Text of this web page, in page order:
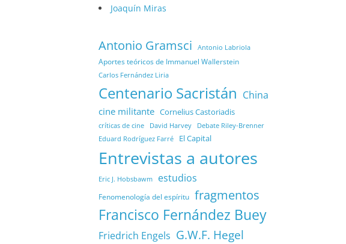
Joaquín Miras
Antonio Gramsci Antonio Labriola
Aportes teóricos de Immanuel Wallerstein
Carlos Fernández Liria
Centenario Sacristán China
cine militante Cornelius Castoriadis
críticas de cine David Harvey Debate Riley-Brenner
Eduard Rodríguez Farré El Capital
Entrevistas a autores
Eric J. Hobsbawm estudios
Fenomenología del espíritu fragmentos
Francisco Fernández Buey
Friedrich Engels G.W.F. Hegel